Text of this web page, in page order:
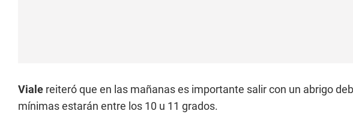
Viale reiteró que en las mañanas es importante salir con un abrigo
mínimas estarán entre los 10 u 11 grados.